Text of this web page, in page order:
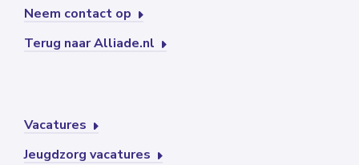
Neem contact op
Terug naar Alliade.nl
Vacatures
Jeugdzorg vacatures